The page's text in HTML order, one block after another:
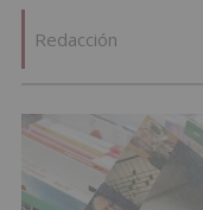
Redacción